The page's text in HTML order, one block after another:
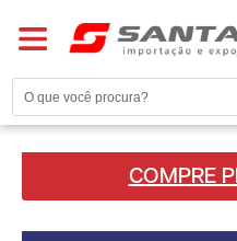
COMPRE